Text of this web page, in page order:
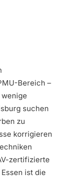
Bereich –
suchen
zu
korrigieren
zertifizierte
Essen ist die